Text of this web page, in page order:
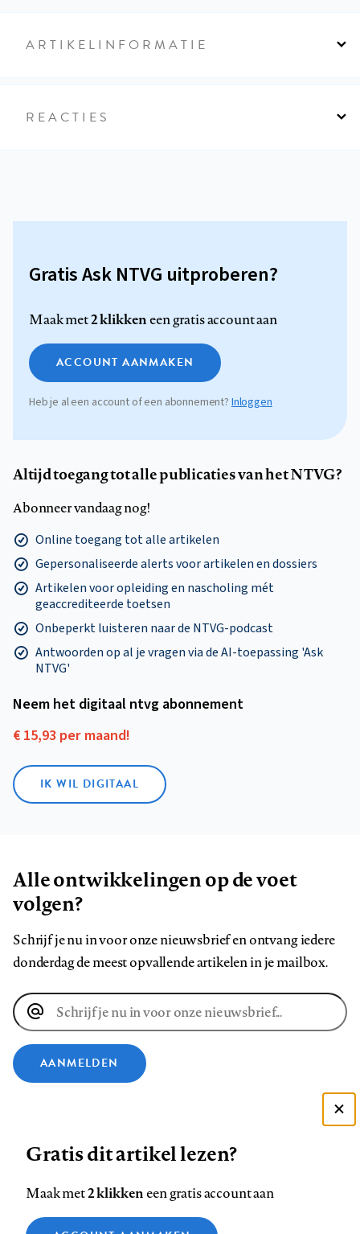
ARTIKELINFORMATIE
REACTIES
Gratis Ask NTVG uitproberen?
Maak met2 klikkeneen gratis account aan
ACCOUNT AANMAKEN
Heb je al een account of een abonnement?Inloggen
Altijd toegang tot alle publicaties van het NTVG?
Abonneer vandaag nog!
Online toegang tot alle artikelen
Gepersonaliseerde alerts voor artikelen en dossiers
Artikelen voor opleiding en nascholing mét
geaccrediteerde toetsen
Onbeperkt luisteren naar de NTVG-podcast
Antwoorden op al je vragen via de AI-toepassing 'Ask
NTVG'
Neem het digitaal ntvg abonnement
€ 15,93 per maand!
IK WIL DIGITAAL
Alle ontwikkelingen op de voet
volgen?
Schrijf je nu in voor onze nieuwsbrief en ontvang iedere
donderdag de meest opvallende artikelen in je mailbox.
E-
mailadres
AANMELDEN
ons
op
ons
op
ons
op
ons
op
ons
op
ons
Contact Colofon Disclaimer Privacy
Gratis dit artikel lezen?
Maak met2 klikkeneen gratis account aan
Zie onze cookie policy